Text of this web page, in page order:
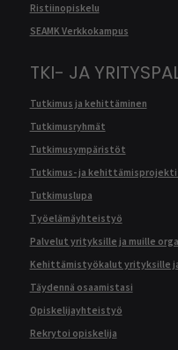
Ristiinopiskelu
SEAMK Verkkokampus
TKI- JA
Tutkimus ja kehittäminen
Tutkimusryhmät
Tutkimusympäristöt
Tutkimus- ja
Tutkimuslupa
Työelämäyhteistyö
Palvelut yrityksille ja muille
Kehittämistyökalut yrityksille
Täydennä osaamistasi
Opiskelijayhteistyö
Rekrytoi opiskelija